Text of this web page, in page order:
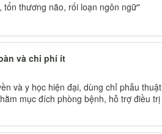
thương não, rối loạn ngôn ngữ"
và chi phí ít
và y học hiện đại, dùng chỉ phẫu thuật
mục đích phòng bệnh, hỗ trợ điều trị